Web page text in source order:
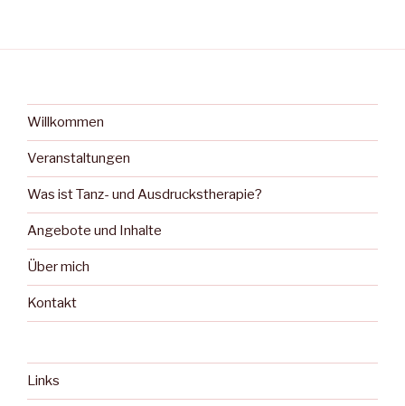
Willkommen
Veranstaltungen
Was ist Tanz- und Ausdruckstherapie?
Angebote und Inhalte
Über mich
Kontakt
Links